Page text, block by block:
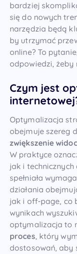
bardziej
się do nowych
narzędzia będą
by utrzymać
online? To
odpowiedzi, żeby
Czym jest
Optymalizacja
obejmuje szereg
zwiększenie
W praktyce
jak i
spełniała
działania
jak i off-page, co
wynikach
optymalizacja to
proces, który
dostosowań, aby